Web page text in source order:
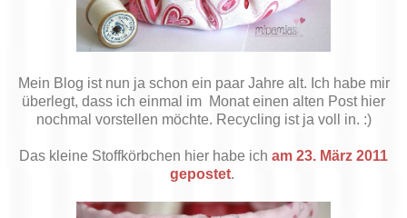
Mein Blog ist nun ja schon ein paar Jahre alt. Ich habe mir
überlegt, dass ich einmal im Monat einen alten Post hier
nochmal vorstellen möchte. Recycling ist ja voll in. :)
Das kleine Stoffkörbchen hier habe ich am 23. März 2011
gepostet.